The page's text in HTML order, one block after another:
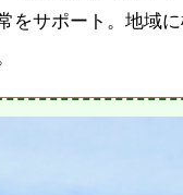
をサポート。地域